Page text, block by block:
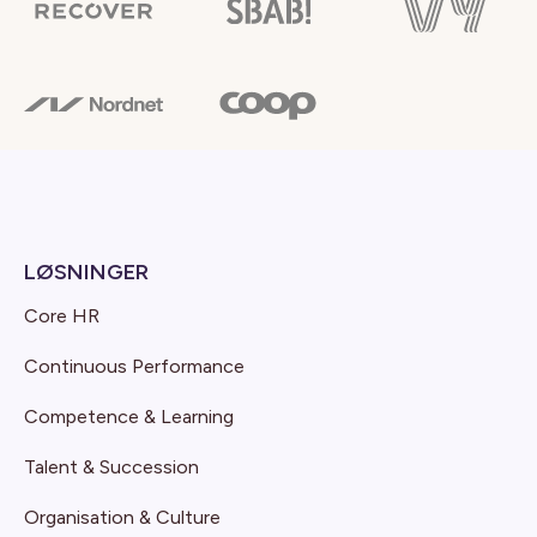
LØSNINGER
Core HR
Continuous Performance
Competence & Learning
Talent & Succession
Organisation & Culture